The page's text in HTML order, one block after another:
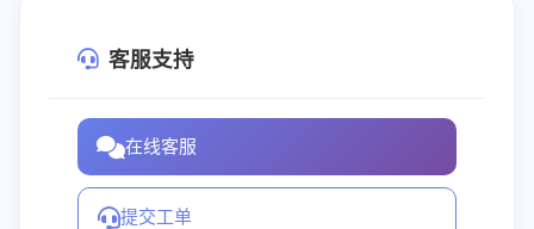
客服支持
在线客服
提交工单